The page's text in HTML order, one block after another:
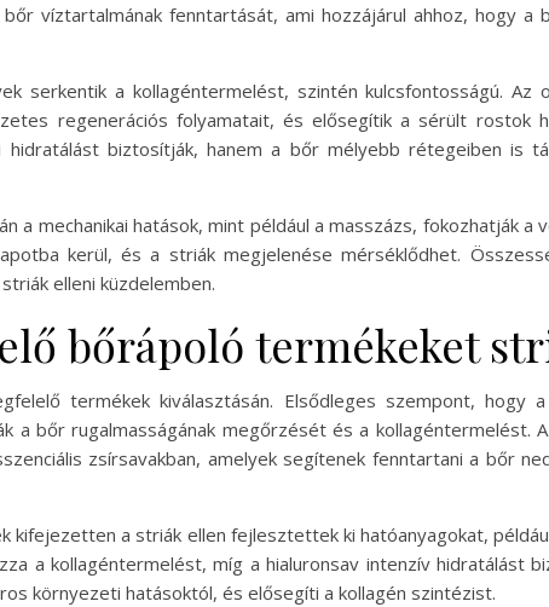
víztartalmának fenntartását, ami hozzájárul ahhoz, hogy a
serkentik a kollagéntermelést, szintén kulcsfontosságú. Az
regenerációs folyamatait, és elősegítik a sérült rostok
biztosítják, hanem a bőr mélyebb rétegeiben is
a mechanikai hatások, mint például a masszázs, fokozhatják
kerül, és a striák megjelenése mérséklődhet.
elleni küzdelemben.
bőrápoló termékeket
termékek kiválasztásán. Elsődleges szempont, hogy
a bőr rugalmasságának megőrzését és a kollagéntermelést.
zsírsavakban, amelyek segítenek fenntartani a bőr
kifejezetten a striák ellen fejlesztettek ki hatóanyagokat,
a kollagéntermelést, míg a hialuronsav intenzív hidratálást
környezeti hatásoktól, és elősegíti a kollagén szintézist.